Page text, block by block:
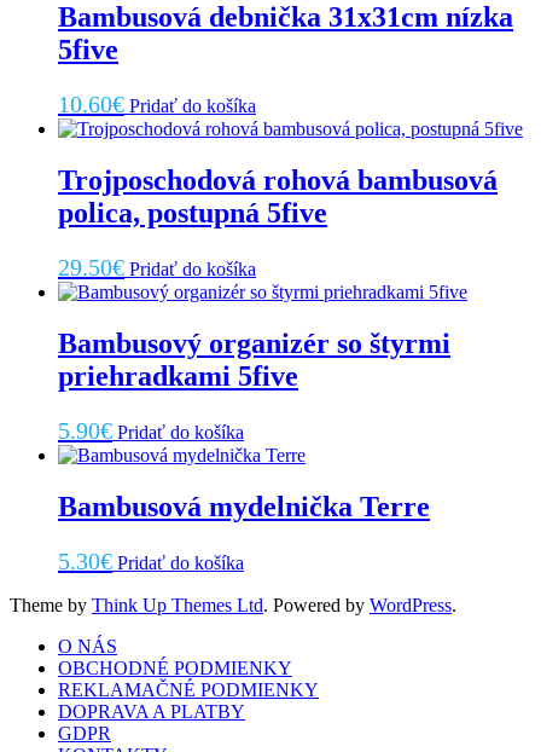
Bambusová debnička 31x31cm nízka
5five
10.60€ Pridať do košíka
Trojposchodová rohová bambusová
polica, postupná 5five
29.50€ Pridať do košíka
Bambusový organizér so štyrmi
priehradkami 5five
5.90€ Pridať do košíka
Bambusová mydelnička Terre
5.30€ Pridať do košíka
Theme by Think Up Themes Ltd. Powered by WordPress.
O NÁS
OBCHODNÉ PODMIENKY
REKLAMAČNÉ PODMIENKY
DOPRAVA A PLATBY
GDPR